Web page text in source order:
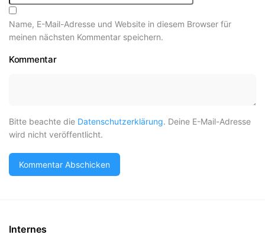
Name, E-Mail-Adresse und Website in diesem Browser für
meinen nächsten Kommentar speichern.
Kommentar
Bitte beachte die Datenschutzerklärung. Deine E-Mail-Adresse
wird nicht veröffentlicht.
Internes